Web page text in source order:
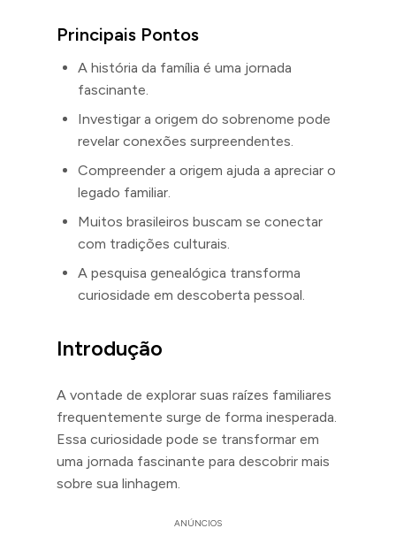
Principais Pontos
A história da família é uma jornada
fascinante.
Investigar a origem do sobrenome pode
revelar conexões surpreendentes.
Compreender a origem ajuda a apreciar o
legado familiar.
Muitos brasileiros buscam se conectar
com tradições culturais.
A pesquisa genealógica transforma
curiosidade em descoberta pessoal.
Introdução
A vontade de explorar suas raízes familiares
frequentemente surge de forma inesperada.
Essa curiosidade pode se transformar em
uma jornada fascinante para descobrir mais
sobre sua linhagem.
ANÚNCIOS